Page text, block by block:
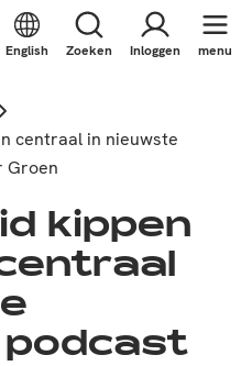
English Zoeken Inloggen menu
centraal in nieuwste
Groen
kippen